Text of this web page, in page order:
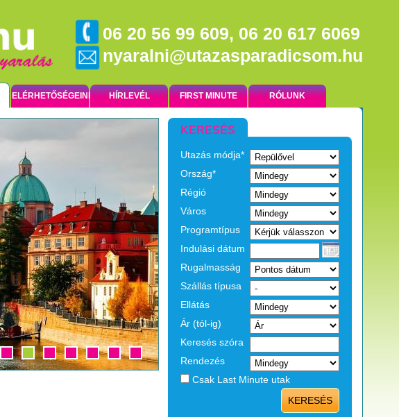
06 20 56 99 609, 06 20 617 6069
nyaralni@utazasparadicsom.hu
ELÉRHETŐSÉGEINK HÍRLEVÉL FIRST MINUTE RÓLUNK
EGZOTIKUS UTAK
KERESÉS
Utazás módja*
Ország*
Régió
Város
Programtípus
Indulási dátum
Rugalmasság
Szállás típusa
Ellátás
Ár (tól-ig)
Keresés szóra
Rendezés
Csak Last Minute utak
KERESÉS